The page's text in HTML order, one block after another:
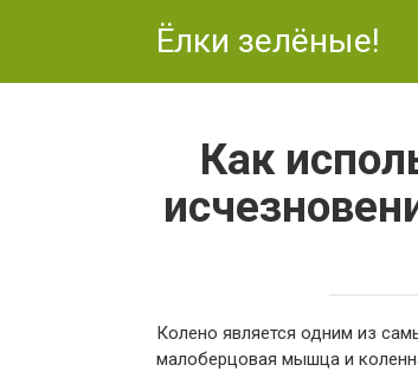
Ёлки зелёные!
Как
Колено является одним из
малоберцовая мышца и